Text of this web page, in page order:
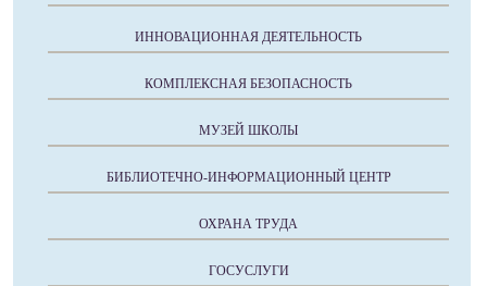
ИННОВАЦИОННАЯ ДЕЯТЕЛЬНОСТЬ
КОМПЛЕКСНАЯ БЕЗОПАСНОСТЬ
МУЗЕЙ ШКОЛЫ
БИБЛИОТЕЧНО-ИНФОРМАЦИОННЫЙ ЦЕНТР
ОХРАНА ТРУДА
ГОСУСЛУГИ